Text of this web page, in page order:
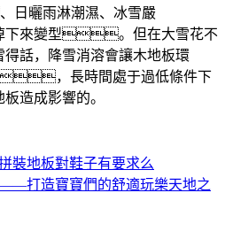
日曬雨淋潮濕、冰雪嚴
來變型。但在大雪花不
話，降雪消溶會讓木地板環
，長時間處于過低條件下
造成影響的。
裝地板對鞋子有要求么
打造寶寶們的舒適玩樂天地之